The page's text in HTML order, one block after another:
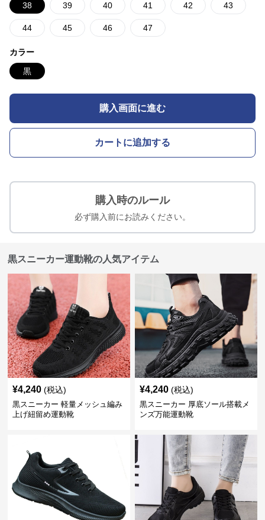
38 39 40 41 42 43
44 45 46 47
カラー
黒
購入画面に進む
カートに追加する
購入時のルール
必ず購入前にお読みください。
黒スニーカー運動靴の人気アイテム
¥4,240 (税込)
黒スニーカー 軽量メッシュ編み
上げ紐留め運動靴
¥4,240 (税込)
黒スニーカー 厚底ソール搭載メ
ンズ万能運動靴